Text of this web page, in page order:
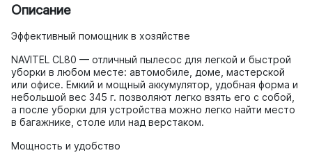
Описание
Эффективный помощник в хозяйстве
NAVITEL CL80 — отличный пылесос для легкой и быстрой
уборки в любом месте: автомобиле, доме, мастерской
или офисе. Емкий и мощный аккумулятор, удобная форма и
небольшой вес 345 г. позволяют легко взять его с собой,
а после уборки для устройства можно легко найти место
в багажнике, столе или над верстаком.
Мощность и удобство